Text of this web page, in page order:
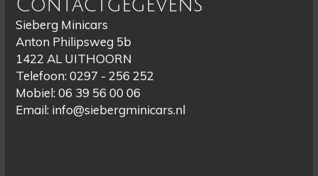
Contactgegevens
Sieberg Minicars
Anton Philipsweg 5b
1422 AL UITHOORN
Telefoon: 0297 - 256 252
Mobiel: 06 39 56 00 06
Email: info@siebergminicars.nl